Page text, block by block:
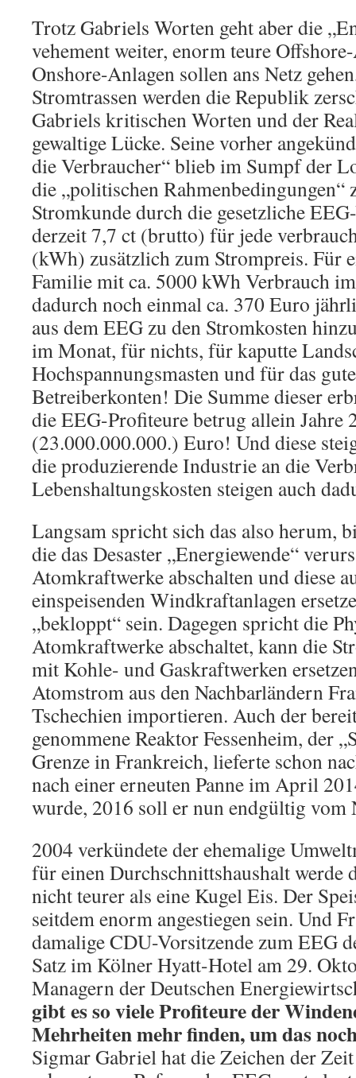
Trotz Gabriels Worten geht aber die
vehement weiter, enorm teure
Onshore-Anlagen sollen ans Netz
Stromtrassen werden die Republik
Gabriels kritischen Worten und der
gewaltige Lücke. Seine vorher
die Verbraucher“ blieb im Sumpf der
die „politischen Rahmenbedingungen“
Stromkunde durch die gesetzliche
derzeit 7,7 ct (brutto) für jede
(kWh) zusätzlich zum Strompreis. Für
Familie mit ca. 5000 kWh Verbrauch
dadurch noch einmal ca. 370 Euro
aus dem EEG zu den Stromkosten
im Monat, für nichts, für kaputte
Hochspannungsmasten und für das
Betreiberkonten! Die Summe dieser
die EEG-Profiteure betrug allein Jahre
(23.000.000.000.) Euro! Und diese
die produzierende Industrie an die
Lebenshaltungskosten steigen auch
Langsam spricht sich das also herum,
die das Desaster „Energiewende“
Atomkraftwerke abschalten und diese
einspeisenden Windkraftanlagen
„bekloppt“ sein. Dagegen spricht die
Atomkraftwerke abschaltet, kann die
mit Kohle- und Gaskraftwerken
Atomstrom aus den Nachbarländern
Tschechien importieren. Auch der
genommene Reaktor Fessenheim, der
Grenze in Frankreich, lieferte schon
nach einer erneuten Panne im April
wurde, 2016 soll er nun endgültig vom
2004 verkündete der ehemalige
für einen Durchschnittshaushalt werde
nicht teurer als eine Kugel Eis. Der
seitdem enorm angestiegen sein. Und
damalige CDU-Vorsitzende zum EEG
Satz im Kölner Hyatt-Hotel am 29.
Managern der Deutschen
gibt es so viele Profiteure der
Mehrheiten mehr finden, um das
Sigmar Gabriel hat die Zeichen der